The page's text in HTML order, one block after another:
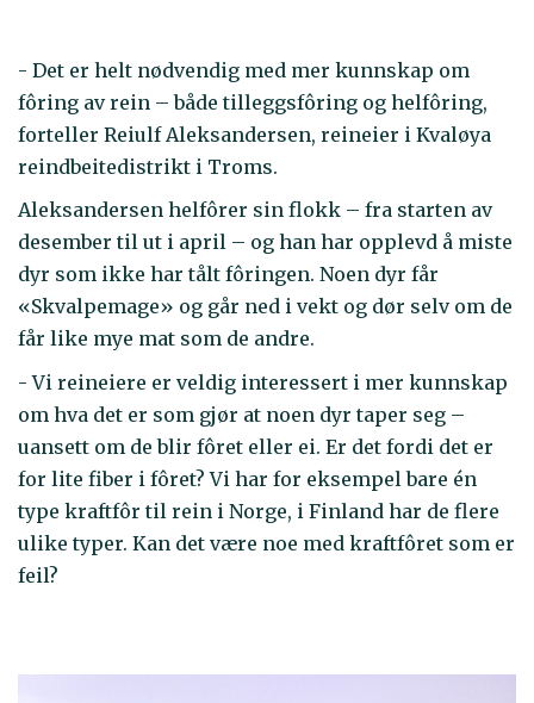
- Det er helt nødvendig med mer kunnskap om
fôring av rein – både tilleggsfôring og helfôring,
forteller Reiulf Aleksandersen, reineier i Kvaløya
reindbeitedistrikt i Troms.
Aleksandersen helfôrer sin flokk – fra starten av
desember til ut i april – og han har opplevd å miste
dyr som ikke har tålt fôringen. Noen dyr får
«Skvalpemage» og går ned i vekt og dør selv om de
får like mye mat som de andre.
- Vi reineiere er veldig interessert i mer kunnskap
om hva det er som gjør at noen dyr taper seg –
uansett om de blir fôret eller ei. Er det fordi det er
for lite fiber i fôret? Vi har for eksempel bare én
type kraftfôr til rein i Norge, i Finland har de flere
ulike typer. Kan det være noe med kraftfôret som er
feil?